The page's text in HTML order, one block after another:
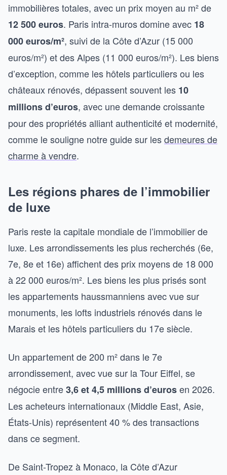
immobilières totales, avec un prix moyen au m² de
12 500 euros. Paris intra-muros domine avec 18
000 euros/m², suivi de la Côte d’Azur (15 000
euros/m²) et des Alpes (11 000 euros/m²). Les biens
d’exception, comme les hôtels particuliers ou les
châteaux rénovés, dépassent souvent les 10
millions d’euros, avec une demande croissante
pour des propriétés alliant authenticité et modernité,
comme le souligne notre guide sur lesdemeures de
charme à vendre.
Les régions phares de l’immobilier
de luxe
Paris reste la capitale mondiale de l’immobilier de
luxe. Les arrondissements les plus recherchés (6e,
7e, 8e et 16e) affichent des prix moyens de 18 000
à 22 000 euros/m². Les biens les plus prisés sont
les appartements haussmanniens avec vue sur
monuments, les lofts industriels rénovés dans le
Marais et les hôtels particuliers du 17e siècle.
Un appartement de 200 m² dans le 7e
arrondissement, avec vue sur la Tour Eiffel, se
négocie entre3,6 et 4,5 millions d’eurosen 2026.
Les acheteurs internationaux (Middle East, Asie,
États-Unis) représentent 40 % des transactions
dans ce segment.
De Saint-Tropez à Monaco, la Côte d’Azur